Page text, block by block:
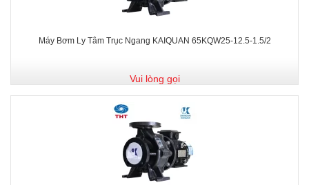
Máy Bơm Ly Tâm Trục Ngang KAIQUAN 65KQW25-12.5-1.5/2
Vui lòng gọi